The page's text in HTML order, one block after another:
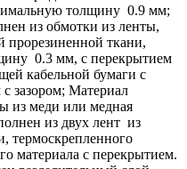
толщину 0.9 мм;
из обмотки из ленты,
прорезиненной ткани,
0.3 мм, с перекрытием
кабельной бумаги с
зазором; Материал
из меди или медная
из двух лент из
термоскрепленного
материала с перекрытием.